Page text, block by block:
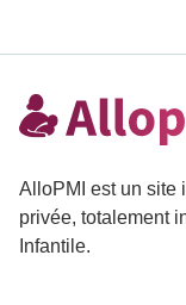
AlloPMI est un site
privée, totalement
Infantile.